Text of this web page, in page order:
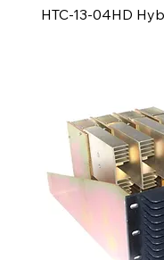
HTC-13-04HD